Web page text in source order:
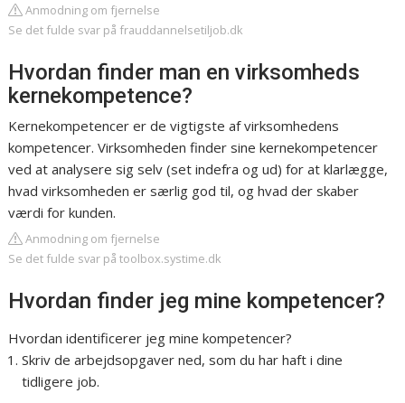
Anmodning om fjernelse
Se det fulde svar på frauddannelsetiljob.dk
Hvordan finder man en virksomheds
kernekompetence?
Kernekompetencer er de vigtigste af virksomhedens
kompetencer. Virksomheden finder sine kernekompetencer
ved at analysere sig selv (set indefra og ud) for at klarlægge,
hvad virksomheden er særlig god til, og hvad der skaber
værdi for kunden.
Anmodning om fjernelse
Se det fulde svar på toolbox.systime.dk
Hvordan finder jeg mine kompetencer?
Hvordan identificerer jeg mine kompetencer?
Skriv de arbejdsopgaver ned, som du har haft i dine
tidligere job.